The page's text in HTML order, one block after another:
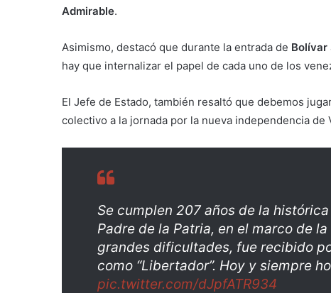
Admirable.
Asimismo, destacó que durante la entrada de Bolívar
hay que internalizar el papel de cada uno de los
El Jefe de Estado, también resaltó que debemos
colectivo a la jornada por la nueva independencia de
Se cumplen 207 años de la
Padre de la Patria, en el marco de
grandes dificultades, fue recibido
como “Libertador”. Hoy y siempre
pic.twitter.com/dJpfATR934